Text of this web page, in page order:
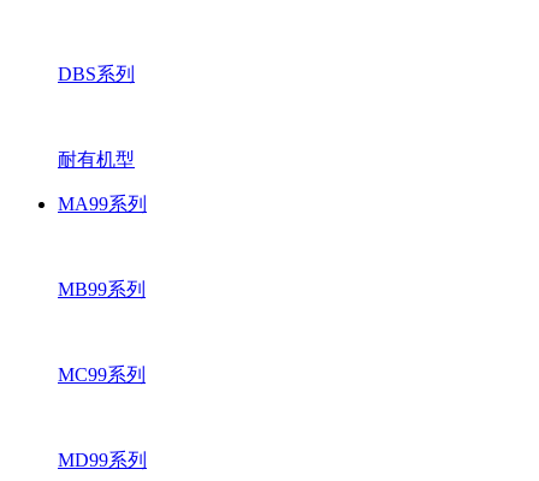
DBS系列
耐有机型
MA99系列
MB99系列
MC99系列
MD99系列